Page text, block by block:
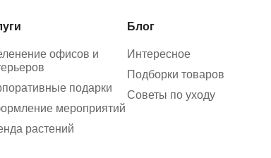
офисов и
подарки
мероприятий
растений
Блог
Интересное
Подборки товаров
Советы по уходу